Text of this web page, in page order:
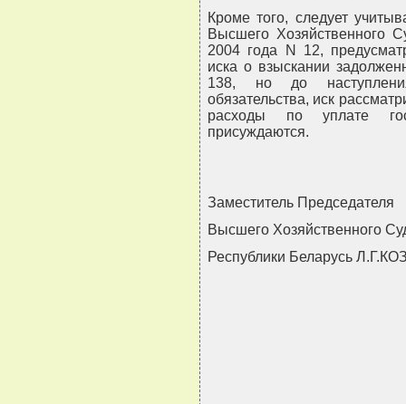
Кроме того, следует
Высшего Хозяйственного
2004 года N 12,
иска о взыскании
138, но до
обязательства, иск
расходы по уплате
присуждаются.
Заместитель Председателя
Высшего Хозяйственного
Республики Беларусь